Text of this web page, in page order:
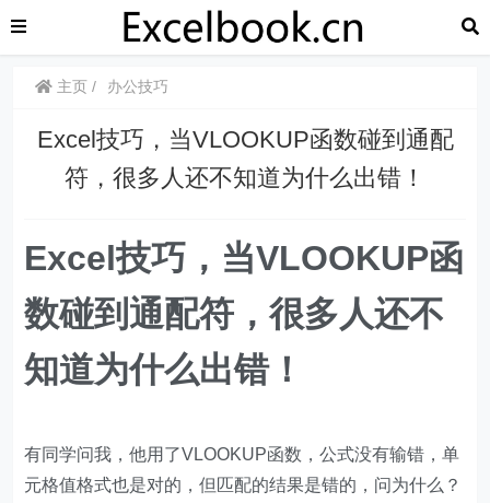
主页 办公技巧
Excel技巧，当VLOOKUP函数碰到通配
符，很多人还不知道为什么出错！
Excel技巧，当VLOOKUP函
数碰到通配符，很多人还不
知道为什么出错！
有同学问我，他用了VLOOKUP函数，公式没有输错，单
元格值格式也是对的，但匹配的结果是错的，问为什么？